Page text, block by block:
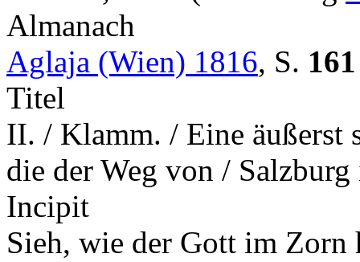
Almanach
Aglaja (Wien) 1816, S. 161
Titel
II. / Klamm. / Eine äußerst
die der Weg von /
Incipit
Sieh, wie der Gott im Zorn